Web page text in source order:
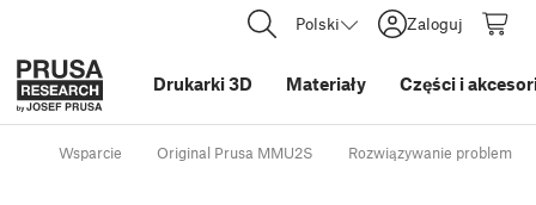
Polski Zaloguj
Drukarki 3D Materiały Części i
Wsparcie Original Prusa MMU2S Rozwiązywanie